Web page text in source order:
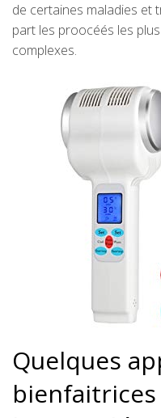
de certaines maladies et
part les proocéés les
complexes.
Quelques
bienfaitrices